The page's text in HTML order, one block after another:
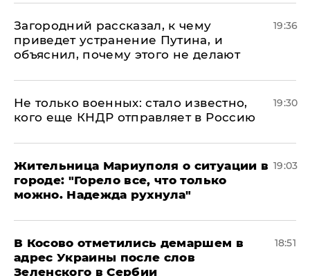
Загородний рассказал, к чему
приведет устранение Путина, и
объяснил, почему этого не делают
19:36
Не только военных: стало известно,
кого еще КНДР отправляет в Россию
19:30
Жительница Мариуполя о ситуации в
городе: "Горело все, что только
можно. Надежда рухнула"
19:03
В Косово отметились демаршем в
адрес Украины после слов
Зеленского в Сербии
18:51